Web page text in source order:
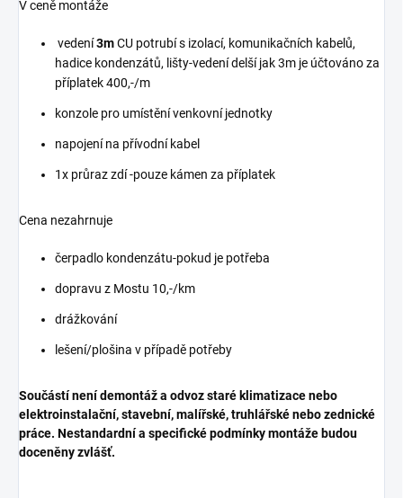
V ceně montáže
vedení3mCU potrubí s izolací, komunikačních kabelů,
hadice kondenzátů, lišty-vedení delší jak 3m je účtováno za
příplatek 400,-/m
konzole pro umístění venkovní jednotky
napojení na přívodní kabel
1x průraz zdí -pouze kámen za příplatek
Cena nezahrnuje
čerpadlo kondenzátu-pokud je potřeba
dopravu z Mostu 10,-/km
drážkování
lešení/plošina v případě potřeby
Součástí není demontáž a odvoz staré klimatizace nebo
elektroinstalační, stavební, malířské, truhlářské nebo zednické
práce. Nestandardní a specifické podmínky montáže budou
doceněny zvlášť.